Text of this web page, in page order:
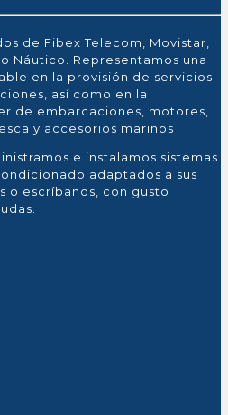
de Fibex Telecom, Movistar,
Náutico. Representamos una
en la provisión de servicios
así como en la
de embarcaciones, motores,
y accesorios marinos
e instalamos sistemas
adaptados a sus
o escríbanos, con gusto